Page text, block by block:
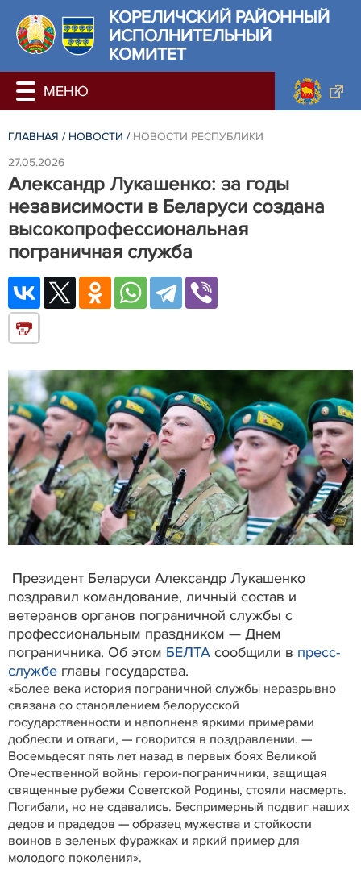
КОРЕЛИЧСКИЙ РАЙОННЫЙ
ИСПОЛНИТЕЛЬНЫЙ
КОМИТЕТ
ГЛАВНАЯ / НОВОСТИ / НОВОСТИ РЕСПУБЛИКИ
27.05.2026
Александр Лукашенко: за годы
независимости в Беларуси создана
высокопрофессиональная
пограничная служба
Президент Беларуси Александр Лукашенко
поздравил командование, личный состав и
ветеранов органов пограничной службы с
профессиональным праздником — Днем
пограничника. Об этом БЕЛТА сообщили в пресс-
службе главы государства.
«Более века история пограничной службы неразрывно
связана со становлением белорусской
государственности и наполнена яркими примерами
доблести и отваги, — говорится в поздравлении. —
Восемьдесят пять лет назад в первых боях Великой
Отечественной войны герои-пограничники, защищая
священные рубежи Советской Родины, стояли насмерть.
Погибали, но не сдавались. Беспримерный подвиг наших
дедов и прадедов — образец мужества и стойкости
воинов в зеленых фуражках и яркий пример для
молодого поколения».